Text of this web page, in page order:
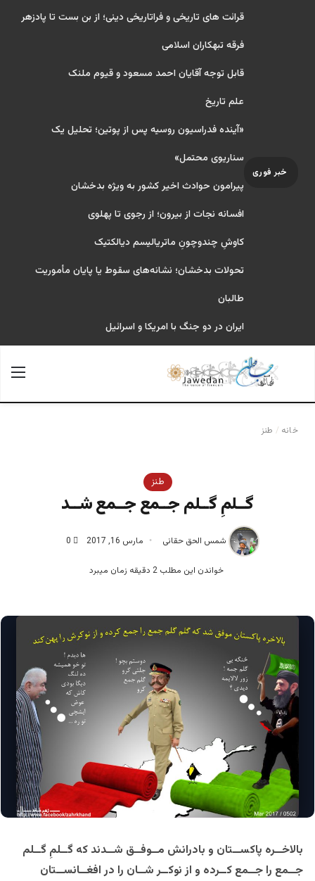
خبر فوری
قرائت های تاریخی و فراتاریخی دینی؛ از بن بست تا پادزهر
فرقه تبهکاران اسلامی
قابل توجه آقایان احمد مسعود و قیوم ملنک
علم تاریخ
«آینده فدراسیون روسیه پس از پوتین؛ تحلیل یک
سناریوی محتمل»
پیرامون حوادث اخیر کشور به ویژه بدخشان
افسانه نجات از بیرون؛ از رجوی تا پهلوی
کاوشِ چندو‌چونِ ماتریالیسم دیالکتیک
تحولات بدخشان؛ نشانه‌های سقوط یا پایان مأموریت
طالبان
ایران در دو جنگ با امریکا و اسرائیل
جستجو برای
خانه / طنز
طنز
گــلمِ گــلم جــمع جــمع شــد
شمس الحق حقانی مارس 16, 2017 0
خواندن این مطلب 2 دقیقه زمان میبرد
بالاخــره پاکســتان و بادرانش مــوفــق شــدند که گــلمِ گــلم
جــمع را جــمع کــرده و از نوکــر شــان را در افغــانســتان